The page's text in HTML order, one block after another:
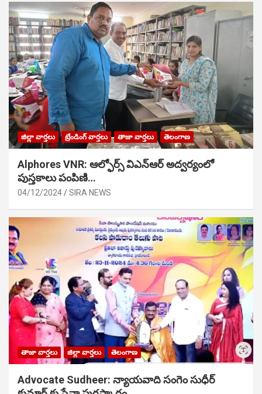
జిల్లా వార్తలు ట్రేండింగ్ వార్తలు తాజా వార్తలు తెలంగాణ
Alphores VNR: ఆల్ఫోర్స్ విఎన్ఆర్ అద్వర్యంలో
పుస్తకాలు పంపిణి…
04/12/2024 SIRA NEWS
తాజా వార్తలు జిల్లా వార్తలు తెలంగాణ
Advocate Sudheer: న్యాయవాది సంగెం సుధీర్